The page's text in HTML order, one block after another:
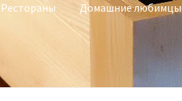
Рестораны Домашние любимцы